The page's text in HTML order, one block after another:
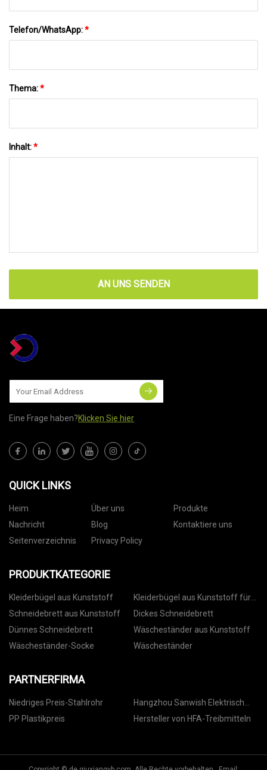
Telefon/WhatsApp:*
Thema:*
Inhalt:*
AN UNS SENDEN
Eine Frage haben?Klicken Sie hier
QUICK LINKS
Heim Über uns
Produkte
Nachricht
Blog
Kontaktiere uns
Seitenverzeichnis
Privacy Policy
PRODUKTKATEGORIE
Kleiderbügel aus Kunststoff
Kleiderbügel aus Kunststoff für
Hosen
Schneidebrett aus Kunststoff
Dickes Schneidebrett
Dünnes Schneidebrett
Wäscheständer aus Kunststoff
Wäscheständer-Socke
Wäscheständer
PARTNERFIRMA
Niedriges Preis-Stahlrohr
Hangzhou Sanwish Elektrisch
Co., Ltd.
PP Plastikpreis Hersteller von HFA-Treibmitteln